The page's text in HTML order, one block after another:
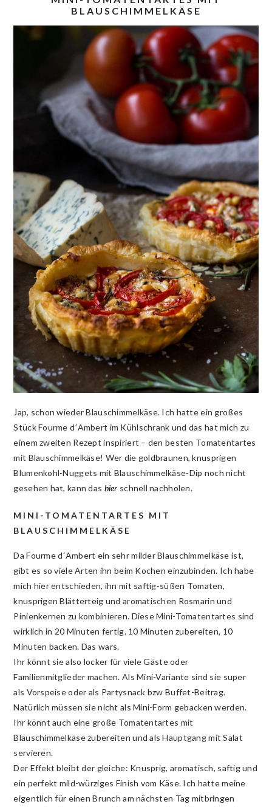
BLAUSCHIMMELKÄSE
Jap, schon wieder Blauschimmelkäse. Ich hatte ein großes
Stück Fourme d´Ambert im Kühlschrank und das hat mich zu
einem zweiten Rezept inspiriert – den besten Tomatentartes
mit Blauschimmelkäse! Wer die goldbraunen, knusprigen
Blumenkohl-Nuggets mit Blauschimmelkäse-Dip noch nicht
gesehen hat, kann das hier schnell nachholen.
MINI-TOMATENTARTES MIT
BLAUSCHIMMELKÄSE
Da Fourme d´Ambert ein sehr milder Blauschimmelkäse ist,
gibt es so viele Arten ihn beim Kochen einzubinden. Ich habe
mich hier entschieden, ihn mit saftig-süßen Tomaten,
knusprigen Blätterteig und aromatischen Rosmarin und
Pinienkernen zu kombinieren. Diese Mini-Tomatentartes sind
wirklich in 20 Minuten fertig. 10 Minuten zubereiten, 10
Minuten backen. Das wars.
Ihr könnt sie also locker für viele Gäste oder
Familienmitglieder machen. Als Mini-Variante sind sie super
als Vorspeise oder als Partysnack bzw Buffet-Beitrag.
Natürlich müssen sie nicht als Mini-Form gebacken werden.
Ihr könnt auch eine große Tomatentartes mit
Blauschimmelkäse zubereiten und als Hauptgang mit Salat
servieren.
Der Effekt bleibt der gleiche: Knusprig, aromatisch, saftig und
ein perfekt mild-würziges Finish vom Käse. Ich hatte meine
eigentlich für einen Brunch am nächsten Tag mitbringen